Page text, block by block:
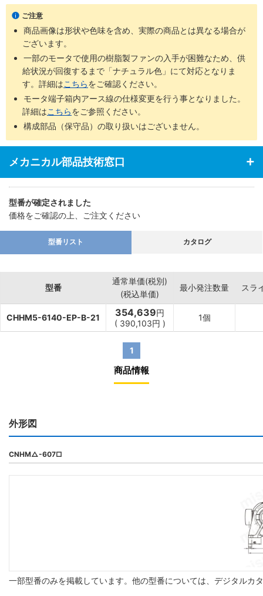
比の両立を可能にしました
・噛み合い率がインボリュートギヤの2～3倍高く、衝撃荷重が発生
しても多くの歯で分散して吸収する為、タフで長寿命な減速機です
・減速機部の材質は耐摩耗・耐疲労性に富む高炭素高クロム軸受鋼
を使用しています
ご注意
商品画像は形状や色味を含め、実際の商品とは異なる場合が
ございます。
一部のモータで使用の樹脂製ファンの入手が困難なため、供
給状況が回復するまで「ナチュラル色」にて対応となりま
す。詳細はこちらをご確認ください。
モータ端子箱内アース線の仕様変更を行う事となりました。
詳細はこちらをご参照ください。
構成部品（保守品）の取り扱いはございません。
メカニカル部品技術窓口
型番が確定されました
価格をご確認の上、ご注文ください
型番リスト カタログ
型番
通常単価(税別)
(税込単価)
最小発注数量 スラ
CHHM5-6140-EP-B-21 354,639円
( 390,103円 )
1個
1
商品情報
外形図
CNHM△-607□
一部型番のみを掲載しています。他の型番については、デジタルカ